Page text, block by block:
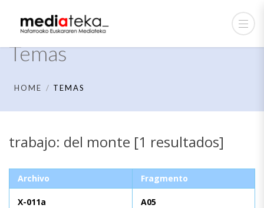
Temas
HOME TEMAS
trabajo: del monte [1 resultados]
Archivo Fragmento
X-011a A05